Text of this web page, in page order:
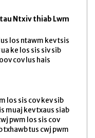
Ntxiv thiab Lwm
los ntawm kev tsis
ke los sis siv sib
cov lus hais
los sis cov kev sib
muaj kev txaus siab
pwm los sis cov
txhawb tus cwj pwm